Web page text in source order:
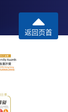
返回页首